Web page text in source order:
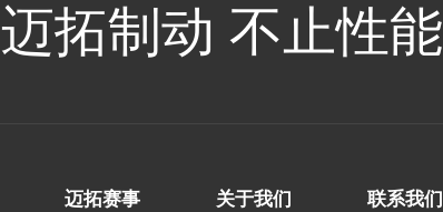
迈拓制动 不止性能
迈拓赛事 关于我们 联系我们